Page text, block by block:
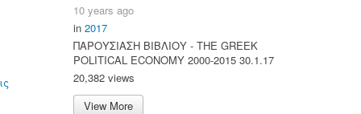
10 years ago
in 2017
ΠΑΡΟΥΣΙΑΣΗ ΒΙΒΛΙΟΥ - ΤΗΕ GREEK
POLITICAL ECONOMY 2000-2015 30.1.17
20,382 views
View More